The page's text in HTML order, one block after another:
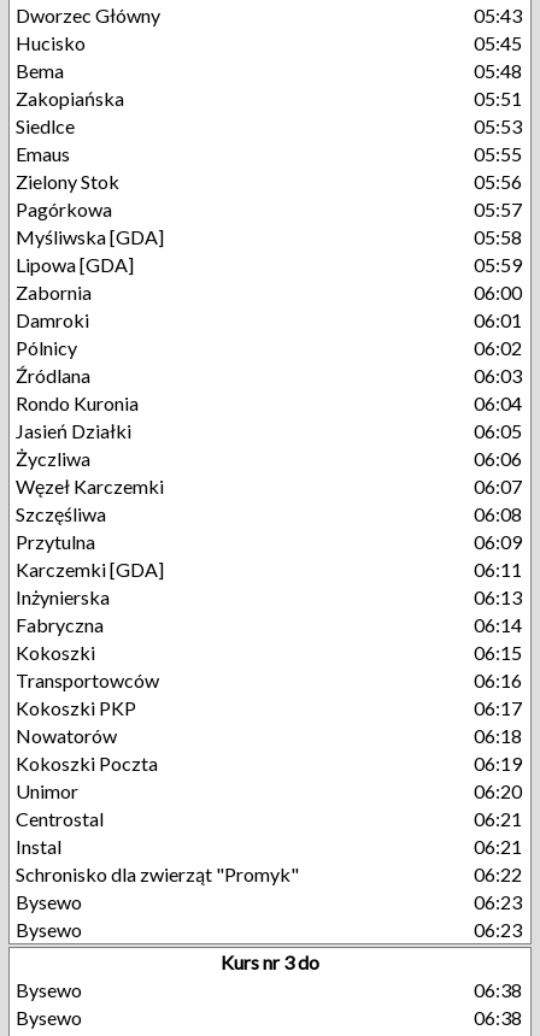
Dworzec Główny
05:43
Hucisko
05:45
Bema
05:48
Zakopiańska
05:51
Siedlce
05:53
Emaus
05:55
Zielony Stok
05:56
Pagórkowa
05:57
Myśliwska [GDA]
05:58
Lipowa [GDA]
05:59
Zabornia
06:00
Damroki
06:01
Pólnicy
06:02
Źródlana
06:03
Rondo Kuronia
06:04
Jasień Działki
06:05
Życzliwa
06:06
Węzeł Karczemki
06:07
Szczęśliwa
06:08
Przytulna
06:09
Karczemki [GDA]
06:11
Inżynierska
06:13
Fabryczna
06:14
Kokoszki
06:15
Transportowców
06:16
Kokoszki PKP
06:17
Nowatorów
06:18
Kokoszki Poczta
06:19
Unimor
06:20
Centrostal
06:21
Instal
06:21
Schronisko dla zwierząt "Promyk"
06:22
Bysewo
06:23
Bysewo
06:23
Kurs nr 3 do
Bysewo
06:38
Bysewo
06:38